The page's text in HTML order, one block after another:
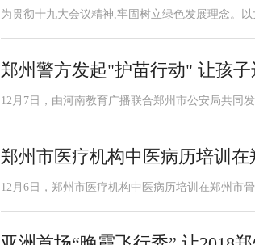
为贯彻十九大会议精神,牢固树立绿色发展理念。
郑州警方发起"护苗行动" 让孩子
12月7日，由河南教育广播联合郑州市公安局共
郑州市医疗机构中医病历培训
​12月6日，郑州市医疗机构中医病历培训在郑州市骨